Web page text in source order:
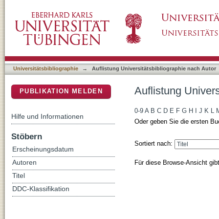
Universitätsbibliographie → Auflistung Universitätsbibliographie nach Autor
Auflistung
0-9 A B C D E F G H J K L
Oder geben Sie die ersten
Sortiert nach:
Für diese Browse-Ansicht
PUBLIKATION MELDEN
Hilfe und Informationen
Stöbern
Erscheinungsdatum
Autoren
Titel
DDC-Klassifikation